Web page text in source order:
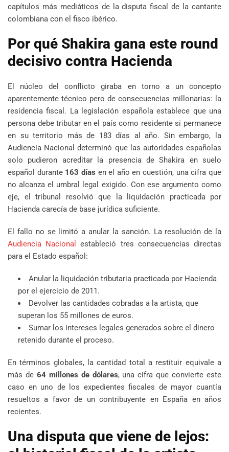
capítulos más mediáticos de la disputa fiscal de la cantante
colombiana con el fisco ibérico.
Por qué Shakira gana este round
decisivo contra Hacienda
El núcleo del conflicto giraba en torno a un concepto
aparentemente técnico pero de consecuencias millonarias: la
residencia fiscal. La legislación española establece que una
persona debe tributar en el país como residente si permanece
en su territorio más de 183 días al año. Sin embargo, la
Audiencia Nacional determinó que las autoridades españolas
solo pudieron acreditar la presencia de Shakira en suelo
español durante 163 días en el año en cuestión, una cifra que
no alcanza el umbral legal exigido. Con ese argumento como
eje, el tribunal resolvió que la liquidación practicada por
Hacienda carecía de base jurídica suficiente.
El fallo no se limitó a anular la sanción. La resolución de la
Audiencia Nacional
estableció tres consecuencias directas
para el Estado español:
Anular la liquidación tributaria practicada por Hacienda
por el ejercicio de 2011.
Devolver las cantidades cobradas a la artista, que
superan los 55 millones de euros.
Sumar los intereses legales generados sobre el dinero
retenido durante el proceso.
En términos globales, la cantidad total a restituir equivale a
más de 64 millones de dólares, una cifra que convierte este
caso en uno de los expedientes fiscales de mayor cuantía
resueltos a favor de un contribuyente en España en años
recientes.
Una disputa que viene de lejos: